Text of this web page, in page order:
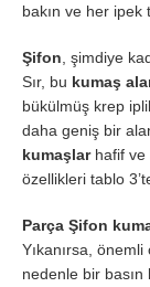
bakın ve her ipek
Şifon , şimdiye
Sır, bu kumaş
bükülmüş krep
daha geniş bir
kumaşlarhafif ve
özellikleri tablo
Parça Şifon
Yıkanırsa,
nedenle bir